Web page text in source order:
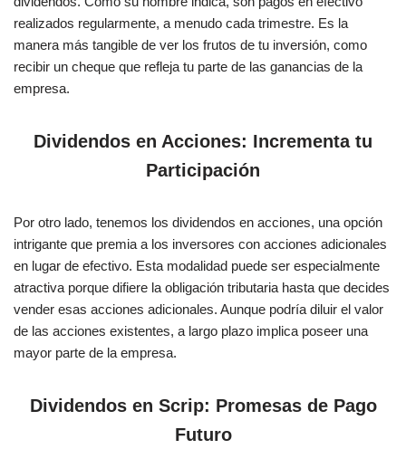
realizados regularmente, a menudo cada trimestre. Es la
manera más tangible de ver los frutos de tu inversión, como
recibir un cheque que refleja tu parte de las ganancias de la
empresa.
Dividendos en Acciones: Incrementa tu
Participación
Por otro lado, tenemos los dividendos en acciones, una opción
intrigante que premia a los inversores con acciones adicionales
en lugar de efectivo. Esta modalidad puede ser especialmente
atractiva porque difiere la obligación tributaria hasta que decides
vender esas acciones adicionales. Aunque podría diluir el valor
de las acciones existentes, a largo plazo implica poseer una
mayor parte de la empresa.
Dividendos en Scrip: Promesas de Pago
Futuro